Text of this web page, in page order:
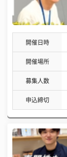
開催日時
開催場所
募集人数
申込締切